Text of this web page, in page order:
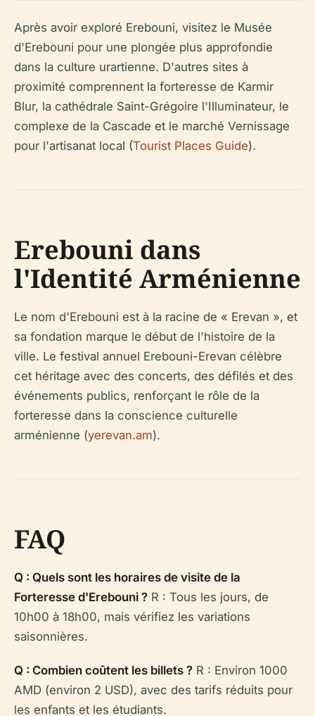
Après avoir exploré Erebouni, visitez le Musée
d'Erebouni pour une plongée plus approfondie
dans la culture urartienne. D'autres sites à
proximité comprennent la forteresse de Karmir
Blur, la cathédrale Saint-Grégoire l'Illuminateur, le
complexe de la Cascade et le marché Vernissage
pour l'artisanat local (Tourist Places Guide).
Erebouni dans
l'Identité Arménienne
Le nom d'Erebouni est à la racine de « Erevan », et
sa fondation marque le début de l'histoire de la
ville. Le festival annuel Erebouni-Erevan célèbre
cet héritage avec des concerts, des défilés et des
événements publics, renforçant le rôle de la
forteresse dans la conscience culturelle
arménienne (yerevan.am).
FAQ
Q : Quels sont les horaires de visite de la
Forteresse d'Erebouni ? R : Tous les jours, de
10h00 à 18h00, mais vérifiez les variations
saisonnières.
Q : Combien coûtent les billets ? R : Environ 1000
AMD (environ 2 USD), avec des tarifs réduits pour
les enfants et les étudiants.